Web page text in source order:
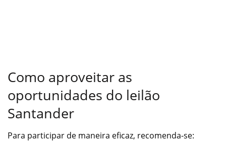
Como aproveitar as
oportunidades do leilão
Santander
Para participar de maneira eficaz, recomenda-se: